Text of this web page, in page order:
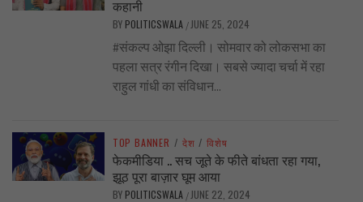
कहानी
BY POLITICSWALA / JUNE 25, 2024
#संकल्प ओझा दिल्ली। सोमवार को लोकसभा का
पहला सत्र रंगीन दिखा। सबसे ज्यादा चर्चा में रहा
राहुल गांधी का संविधान...
TOP BANNER / देश / विशेष
फेकमीडिया .. सच जूते के फीते बांधता रहा गया,
झूठ पूरा बाज़ार घूम आया
BY POLITICSWALA / JUNE 22, 2024